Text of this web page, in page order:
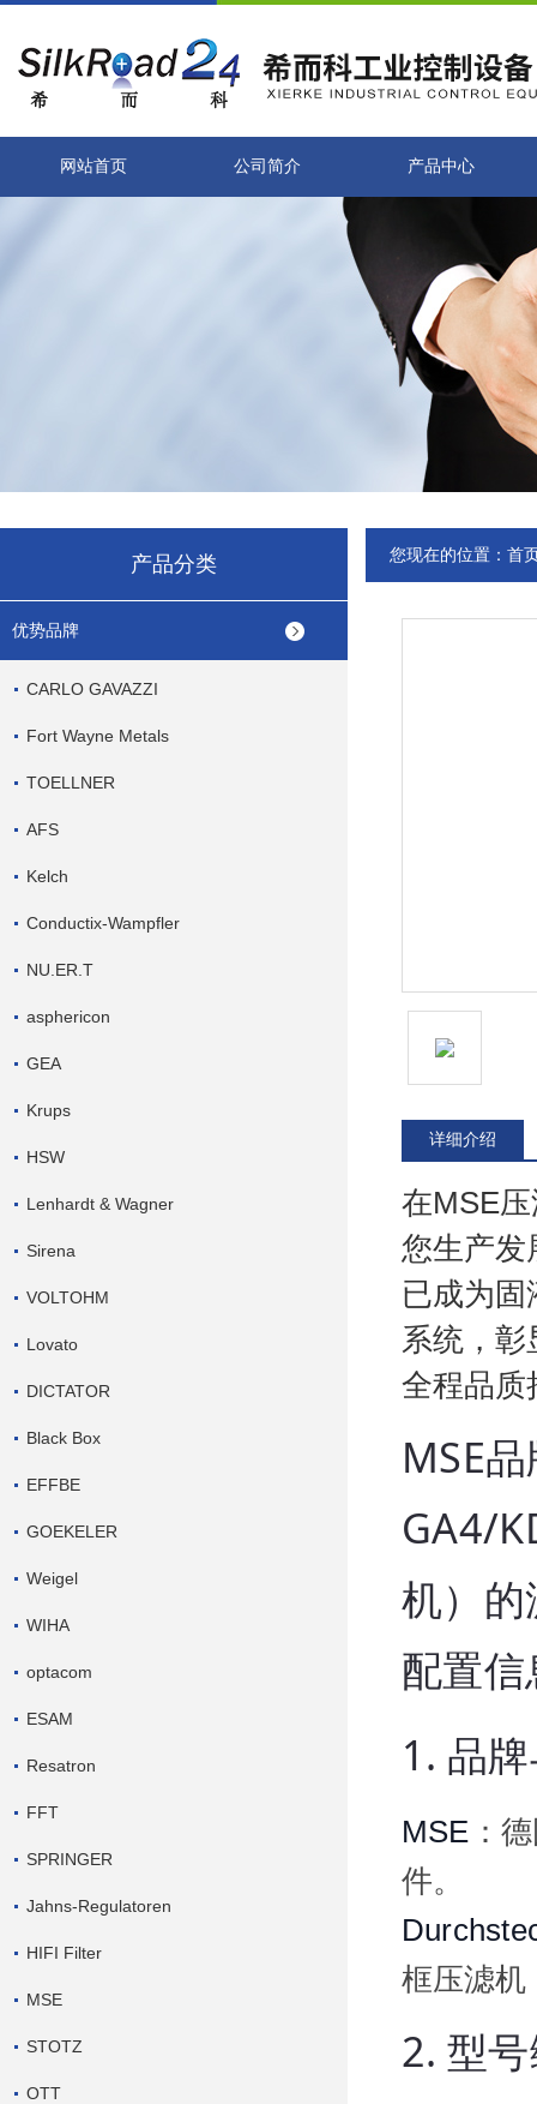
网站首页 公司简介 产品中心
产品分类
优势品牌
CARLO GAVAZZI
Fort Wayne Metals
TOELLNER
AFS
Kelch
Conductix-Wampfler
NU.ER.T
asphericon
GEA
Krups
HSW
Lenhardt & Wagner
Sirena
VOLTOHM
Lovato
DICTATOR
Black Box
EFFBE
GOEKELER
Weigel
WIHA
optacom
ESAM
Resatron
FFT
SPRINGER
Jahns-Regulatoren
HIFI Filter
MSE
STOTZ
OTT
您现在的位置： 首
详细介绍
在MSE
您生产发
已成为固
系统，
全程品质
MSE
GA4/
机）
配置
1. 品
MSE ：
件。
框压滤机
2. 型